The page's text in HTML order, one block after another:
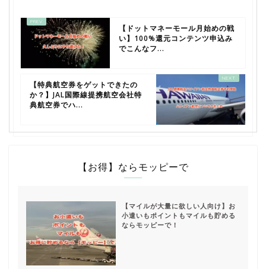
【ドットマネーモール月始めの戦
い】100%還元コンテンツ申込み
でこんなフ...
【特典航空券をゲットできたの
か？】JAL国際線提携航空会社特
典航空券でハ...
【お得】ならモッピーで
【マイルが大量に欲しい人向け】お
小遣いもポイントもマイルも貯める
ならモッピーで！